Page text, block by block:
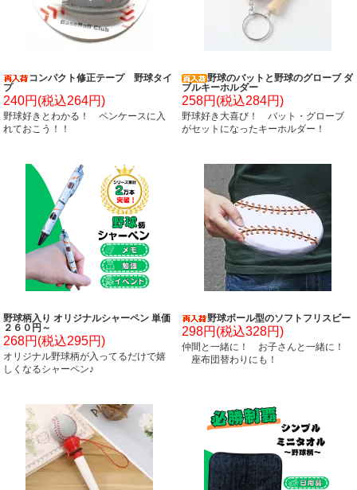
コンパクト修正テープ 野球タイ
プ
240円(税込264円)
野球好きとわかる！ ペンケースに入
れておこう！！
野球のバットと野球のグローブ ダ
ブルキーホルダー
258円(税込284円)
野球好き大喜び！ バット・グローブ
がセットになったキーホルダー！
野球柄入り オリジナルシャーペン 単価
２６０円～
268円(税込295円)
オリジナル野球柄が入ってるだけで嬉
しくなるシャーペン♪
野球ボール型のソフトフリスビー
298円(税込328円)
仲間と一緒に！ お子さんと一緒に！
座布団替わりにも！